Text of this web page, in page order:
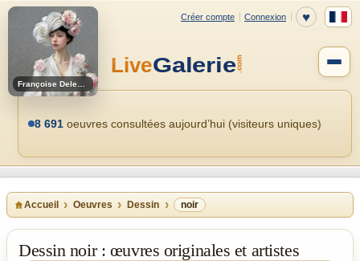
8 691 oeuvres consultées aujourd’hui (visiteurs uniques)
Accueil Oeuvres Dessin noir
Dessin noir : œuvres originales et artistes